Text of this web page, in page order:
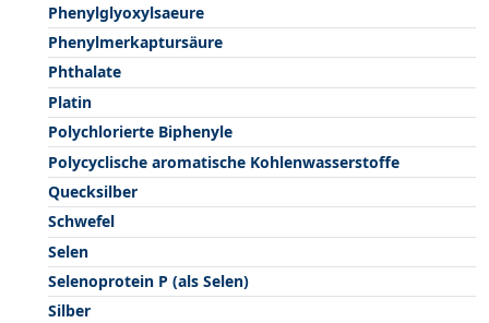
Phenylglyoxylsaeure
Phenylmerkaptursäure
Phthalate
Platin
Polychlorierte Biphenyle
Polycyclische aromatische Kohlenwasserstoffe
Quecksilber
Schwefel
Selen
Selenoprotein P (als Selen)
Silber